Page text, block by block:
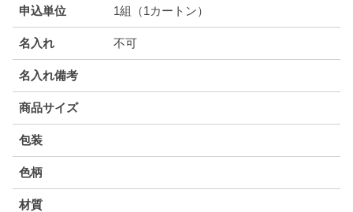
申込単位 1組（1カートン）
名入れ 不可
名入れ備考
商品サイズ
包装
色柄
材質